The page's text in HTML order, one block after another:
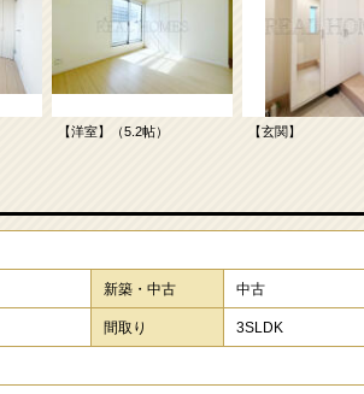
【洋室】（5.2帖） 【玄関】
新築・中古 中古
間取り 3SLDK